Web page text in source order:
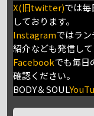
X(旧twitter)では毎
しております。
Instagramではラ
紹介なども発信して
Facebookでも毎日
確認ください。
BODY＆SOUL